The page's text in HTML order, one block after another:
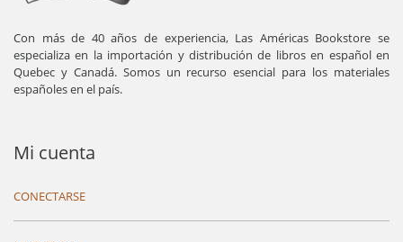
Con más de 40 años de experiencia, Las Américas Bookstore se
especializa en la importación y distribución de libros en español en
Quebec y Canadá. Somos un recurso esencial para los materiales
españoles en el país.
Mi cuenta
CONECTARSE